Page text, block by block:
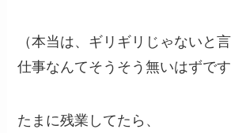
（本当は、ギリギリじゃないと
仕事なんてそうそう無いはずです
たまに残業してたら、